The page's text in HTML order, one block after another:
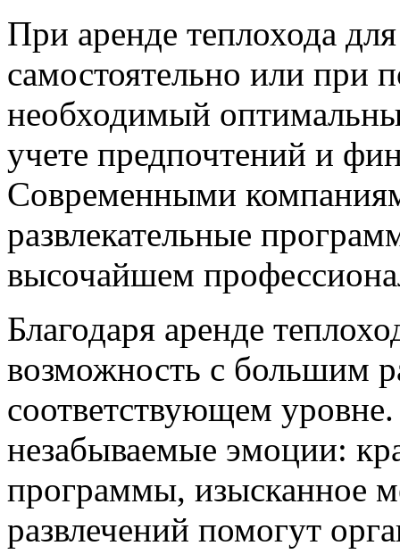
При аренде теплохода
самостоятельно или при
необходимый
учете предпочтений и
Современными
развлекательные
высочайшем
Благодаря аренде
возможность с большим
соответствующем
незабываемые эмоции:
программы, изысканное
развлечений помогут